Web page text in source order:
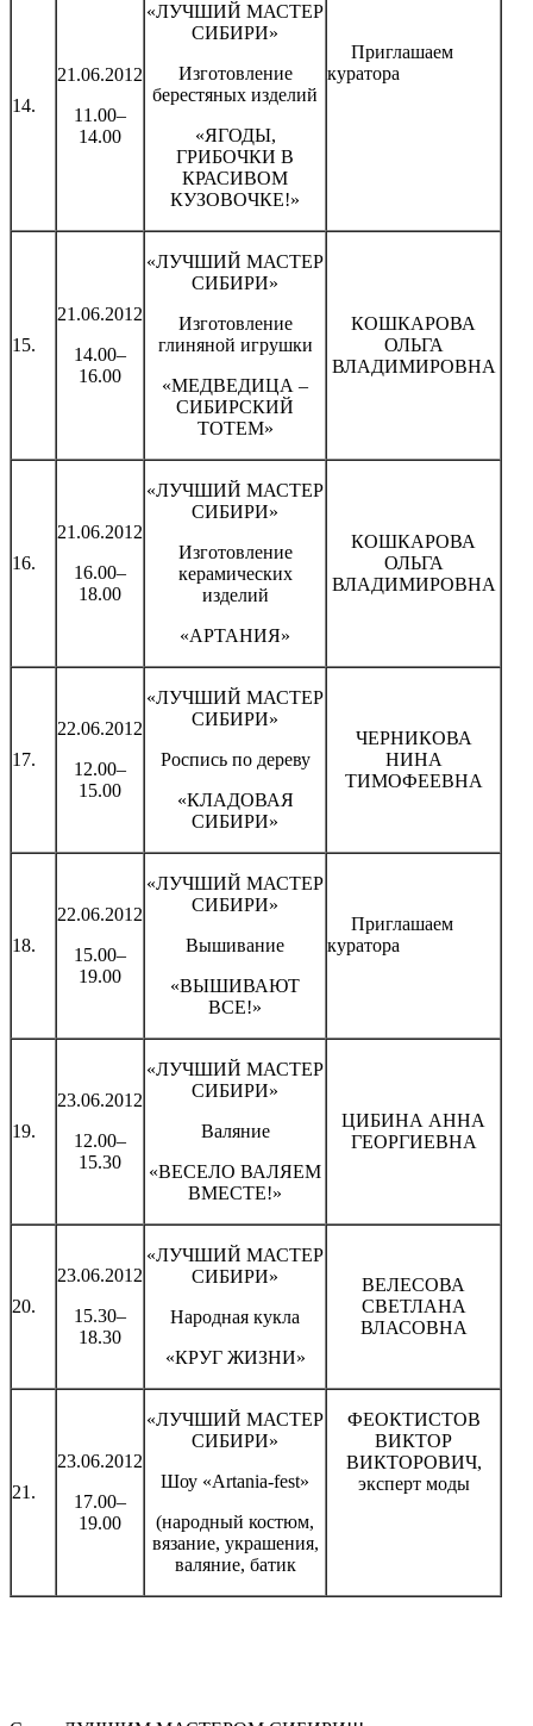
14.
21.06.2012
11.00–
14.00
«ЛУЧШИЙ МАСТЕР
СИБИРИ»
Изготовление
берестяных изделий
«ЯГОДЫ,
ГРИБОЧКИ В
КРАСИВОМ
КУЗОВОЧКЕ!»
Приглашаем
куратора
15.
21.06.2012
14.00–
16.00
«ЛУЧШИЙ МАСТЕР
СИБИРИ»
Изготовление
глиняной игрушки
«МЕДВЕДИЦА –
СИБИРСКИЙ
ТОТЕМ»
КОШКАРОВА
ОЛЬГА
ВЛАДИМИРОВНА
16.
21.06.2012
16.00–
18.00
«ЛУЧШИЙ МАСТЕР
СИБИРИ»
Изготовление
керамических
изделий
«АРТАНИЯ»
КОШКАРОВА
ОЛЬГА
ВЛАДИМИРОВНА
17.
22.06.2012
12.00–
15.00
«ЛУЧШИЙ МАСТЕР
СИБИРИ»
Роспись по дереву
«КЛАДОВАЯ
СИБИРИ»
ЧЕРНИКОВА
НИНА
ТИМОФЕЕВНА
18.
22.06.2012
15.00–
19.00
«ЛУЧШИЙ МАСТЕР
СИБИРИ»
Вышивание
«ВЫШИВАЮТ
ВСЕ!»
Приглашаем
куратора
19.
23.06.2012
12.00–
15.30
«ЛУЧШИЙ МАСТЕР
СИБИРИ»
Валяние
«ВЕСЕЛО ВАЛЯЕМ
ВМЕСТЕ!»
ЦИБИНА АННА
ГЕОРГИЕВНА
20.
23.06.2012
15.30–
18.30
«ЛУЧШИЙ МАСТЕР
СИБИРИ»
Народная кукла
«КРУГ ЖИЗНИ»
ВЕЛЕСОВА
СВЕТЛАНА
ВЛАСОВНА
21.
23.06.2012
17.00–
19.00
«ЛУЧШИЙ МАСТЕР
СИБИРИ»
Шоу «Artania-fest»
(народный костюм,
вязание, украшения,
валяние, батик
ФЕОКТИСТОВ
ВИКТОР
ВИКТОРОВИЧ,
эксперт моды